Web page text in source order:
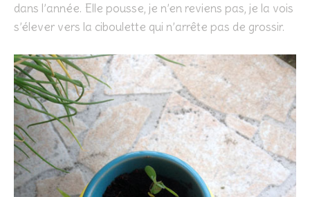
dans l’année. Elle pousse, je n’en reviens pas, je la vois
s’élever vers la ciboulette qui n’arrête pas de grossir.